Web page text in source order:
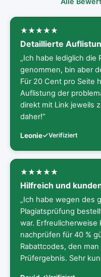
Detaillierte
„Ich habe lediglich die
genommen, bin aber
Für 20 Cent pro Seite
Auflistung der
direkt mit Link jeweils
daher!“
Leonie Verifiziert
Hilfreich und
„Ich habe wegen des
Plagiatsprüfung
war. Erfreulicherweise
nachprüfen für 40 %
Rabattcodes, den
Prüfergebnis. Sehr